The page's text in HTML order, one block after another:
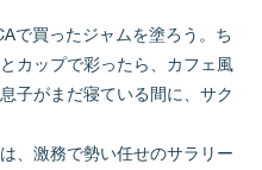
で買ったジャムを塗ろう。ち
カップで彩ったら、カフェ風
子がまだ寝ている間に、サク
、激務で勢い任せのサラリー